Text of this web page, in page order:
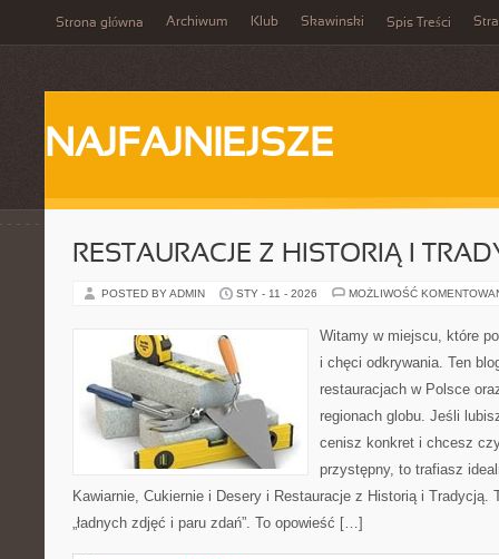
Strona główna Archiwum Klub Skawinski Spis Treści
NAJFAJNIEJSZE
RESTAURACJE Z HISTORIĄ I
POSTED BY ADMIN STY - 11 - 2026 MOŻLIWOŚĆ
Witamy w miejscu, które
i chęci odkrywania. Ten
restauracjach w Polsce
regionach globu. Jeśli
cenisz konkret i chcesz
przystępny, to trafiasz
Kawiarnie, Cukiernie i Desery i Restauracje z Historią i Tradycją.
„ładnych zdjęć i paru zdań”. To opowieść […]